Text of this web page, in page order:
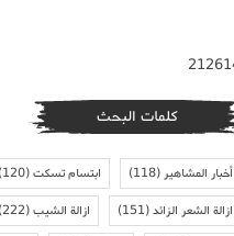
كلمات البحث
أخبار المشاهير(118) ابتسام تسكت(120)
ازالة الشعر الزائد(151) ازالة الشيب(222)